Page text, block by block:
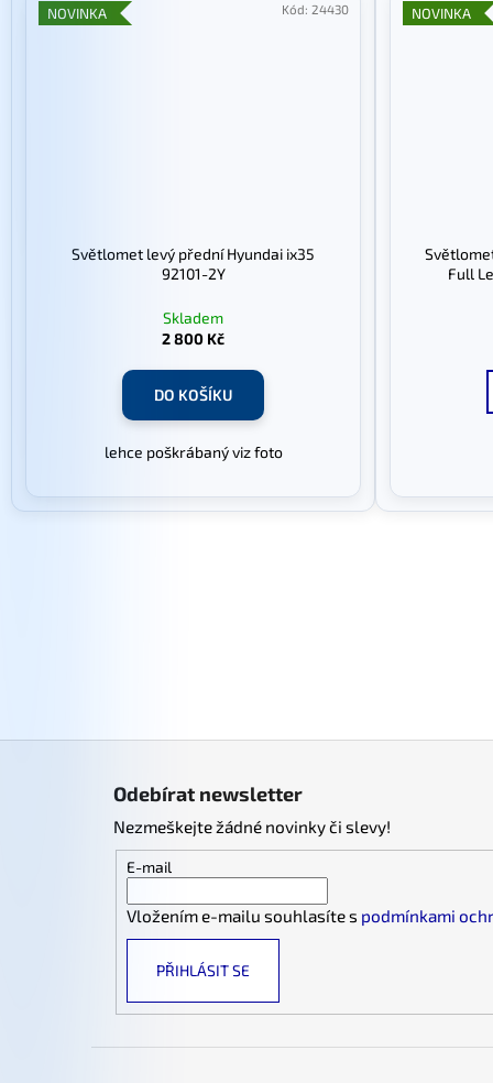
NOVINKA
Světlomet levý přední Hyundai ix35
92101-2Y
Skladem
2 800 Kč
DO KOŠÍKU
lehce poškrábaný viz foto
Kód: 24430 NOVINKA
Full
Odebírat newsletter
Nezmeškejte žádné novinky či slevy!
E-mail
Vložením e-mailu souhlasíte s podmínkami
PŘIHLÁSIT SE